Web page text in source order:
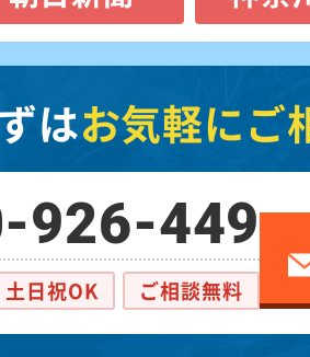
はお気軽にご
926-449
土日祝OK ご相談無料